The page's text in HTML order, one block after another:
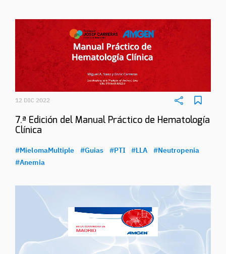
12 DIC 2022
7.ª Edición del Manual Práctico de Hematología
Clínica
#MielomaMultiple #Guias #PTI #LLA
#Neutropenia
#Anemia